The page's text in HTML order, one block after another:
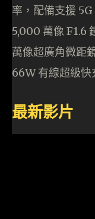
率，配備支援
5,000 萬像 F1.6
萬像超廣角微距
66W 有線超級快
最新影片